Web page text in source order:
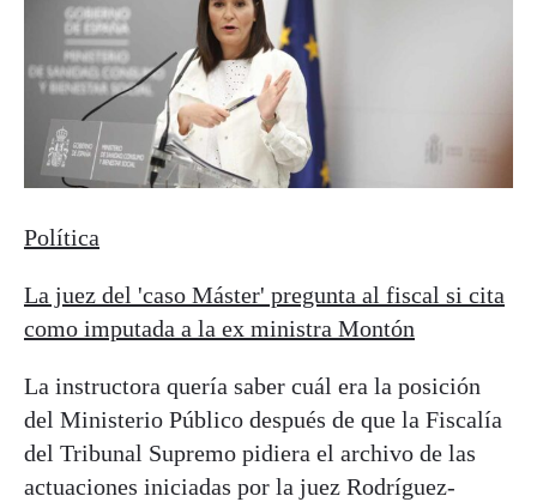
Política
La juez del 'caso Máster' pregunta al fiscal si cita
como imputada a la ex ministra Montón
La instructora quería saber cuál era la posición
del Ministerio Público después de que la Fiscalía
del Tribunal Supremo pidiera el archivo de las
actuaciones iniciadas por la juez Rodríguez-